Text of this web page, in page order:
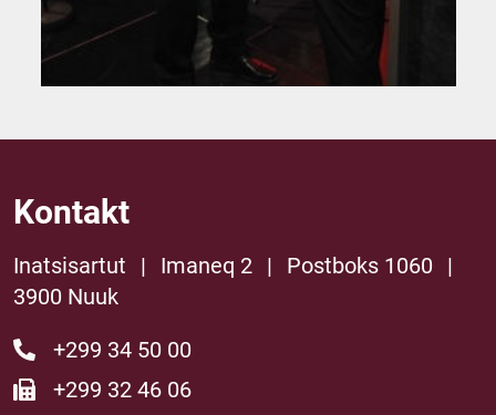
Kontakt
Inatsisartut | Imaneq 2 | Postboks 1060
|
3900 Nuuk
+299 34 50 00
+299 32 46 06